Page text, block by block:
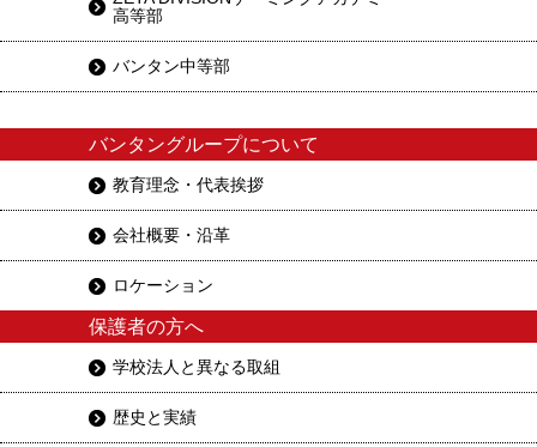
高等部
バンタン中等部
バンタングループについて
教育理念・代表挨拶
会社概要・沿革
ロケーション
保護者の方へ
学校法人と異なる取組
歴史と実績